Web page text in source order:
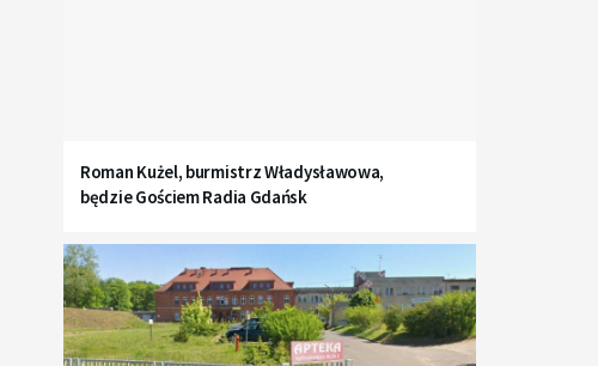
Roman Kużel, burmistrz Władysławowa,
będzie Gościem Radia Gdańsk